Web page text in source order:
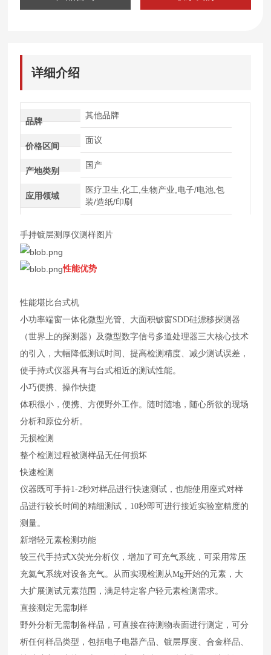
详细介绍
品牌
其他品牌
价格区间
面议
产地类别
国产
应用领域
医疗卫生,化工,生物产业,电子/电池,包
装/造纸/印刷
手持镀层测厚仪测样图片
性能优势
性能堪比台式机
小功率端窗一体化微型光管、大面积铍窗SDD硅漂移探测器
（世界上的探测器）及微型数字信号多道处理器三大核心技术
的引入，大幅降低测试时间、提高检测精度、减少测试误差，
使手持式仪器具有与台式相近的测试性能。
小巧便携、操作快捷
体积很小，便携、方便野外工作。随时随地，随心所欲的现场
分析和原位分析。
无损检测
整个检测过程被测样品无任何损坏
快速检测
仪器既可手持1-2秒对样品进行快速测试，也能使用座式对样
品进行较长时间的精细测试，10秒即可进行接近实验室精度的
测量。
新增轻元素检测功能
较三代手持式X荧光分析仪，增加了可充气系统，可采用常压
充氦气系统对设备充气。从而实现检测从Mg开始的元素，大
大扩展测试元素范围，满足特定客户轻元素检测需求。
直接测定无需制样
野外分析无需制备样品，可直接在待测物表面进行测定，可分
析任何样品类型，包括电子电器产品、镀层厚度、合金样品、